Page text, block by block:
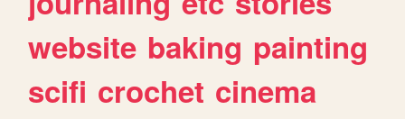
website baking painting
scifi crochet cinema